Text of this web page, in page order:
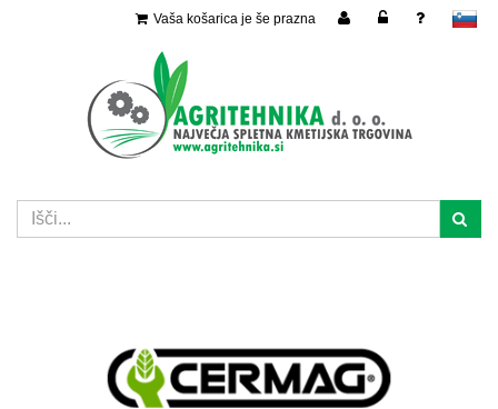
slovensko
Vaša košarica je še prazna